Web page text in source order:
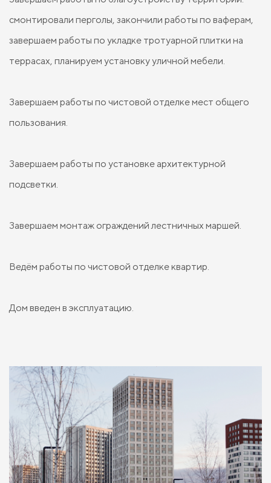
смонтировали перголы, закончили работы по ваферам,
завершаем работы по укладке тротуарной плитки на
террасах, планируем установку уличной мебели.
Завершаем работы по чистовой отделке мест общего
пользования.
Завершаем работы по установке архитектурной
подсветки.
Завершаем монтаж ограждений лестничных маршей.
Ведём работы по чистовой отделке квартир.
Дом введен в эксплуатацию.